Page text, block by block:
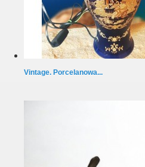
Vintage. Porcelanowa...